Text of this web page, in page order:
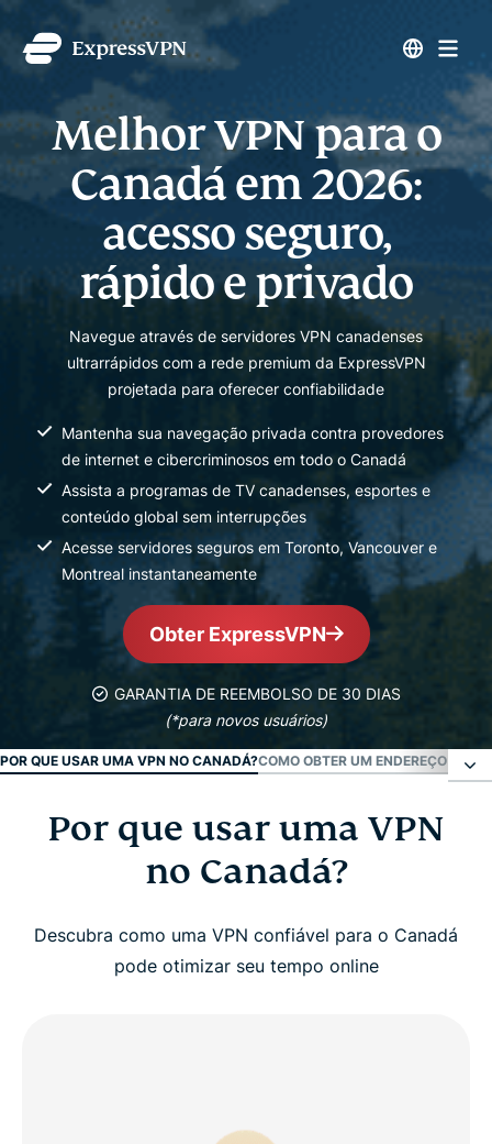
Melhor VPN para o
Canadá em 2026:
acesso seguro,
rápido e privado
Navegue através de servidores VPN canadenses
ultrarrápidos com a rede premium da ExpressVPN
projetada para oferecer confiabilidade
Mantenha sua navegação privada contra provedores
de internet e cibercriminosos em todo o Canadá
Assista a programas de TV canadenses, esportes e
conteúdo global sem interrupções
Acesse servidores seguros em Toronto, Vancouver e
Montreal instantaneamente
Obter ExpressVPN
GARANTIA DE REEMBOLSO DE 30 DIAS
(*para novos usuários)
POR QUE USAR UMA VPN NO CANADÁ?COMO OBTER UM ENDEREÇO IP
Por que usar uma VPN no Canadá?
Como obter um endereço IP canadense
Por que a ExpressVPN é a melhor VPN no Canadá
Por que usar uma VPN
no Canadá?
Descubra como uma VPN confiável para o Canadá
pode otimizar seu tempo online